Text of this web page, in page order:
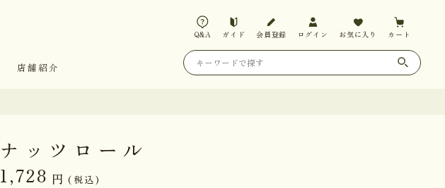
店舗紹介
Q&A ガイド 会員登録 ログイン お気に入り カート
ナッツロール
1,728 円 (税込)